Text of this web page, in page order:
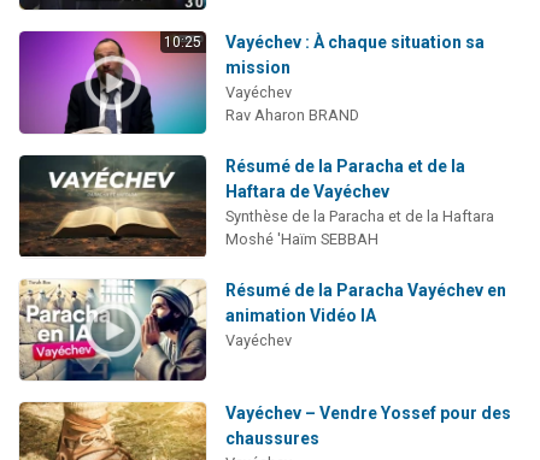
10:25
Vayéchev : À chaque situation sa
mission
Vayéchev
Rav Aharon BRAND
Résumé de la Paracha et de la
Haftara de Vayéchev
Synthèse de la Paracha et de la Haftara
Moshé 'Haïm SEBBAH
Résumé de la Paracha Vayéchev en
animation Vidéo IA
Vayéchev
Vayéchev – Vendre Yossef pour des
chaussures